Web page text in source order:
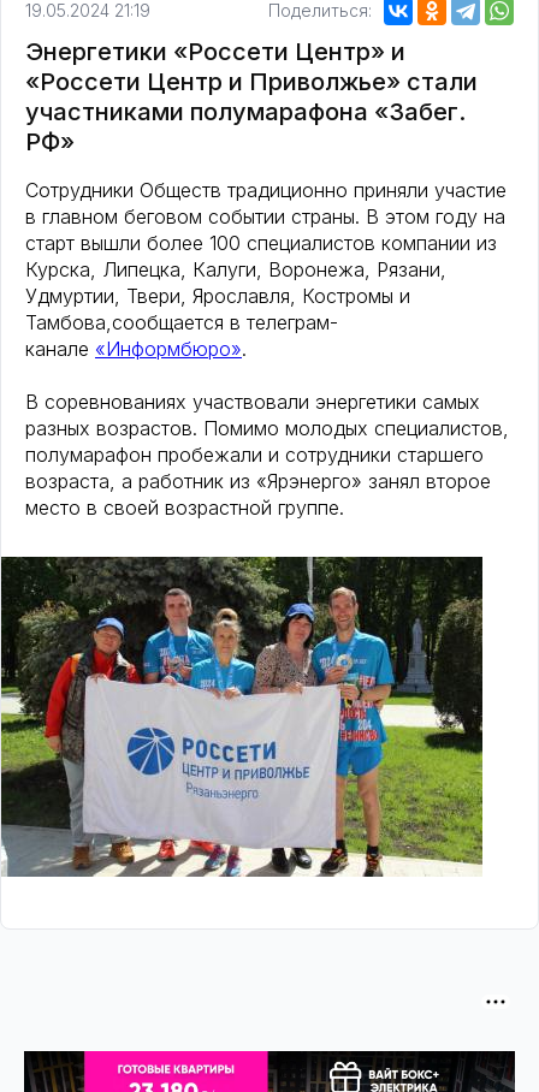
19.05.2024 21:19 Поделиться:
Энергетики «Россети Центр» и
«Россети Центр и Приволжье» стали
участниками полумарафона «Забег.
РФ»
Сотрудники Обществ традиционно приняли участие
в главном беговом событии страны. В этом году на
старт вышли более 100 специалистов компании из
Курска, Липецка, Калуги, Воронежа, Рязани,
Удмуртии, Твери, Ярославля, Костромы и
Тамбова,сообщается в телеграм-
канале «Информбюро».
В соревнованиях участвовали энергетики самых
разных возрастов. Помимо молодых специалистов,
полумарафон пробежали и сотрудники старшего
возраста, а работник из «Ярэнерго» занял второе
место в своей возрастной группе.